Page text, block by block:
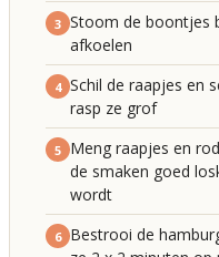
3 Stoom de boontjes
afkoelen
4 Schil de raapjes en
rasp ze grof
5 Meng raapjes en
de smaken goed
wordt
6 Bestrooi de